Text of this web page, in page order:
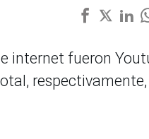
internet fueron